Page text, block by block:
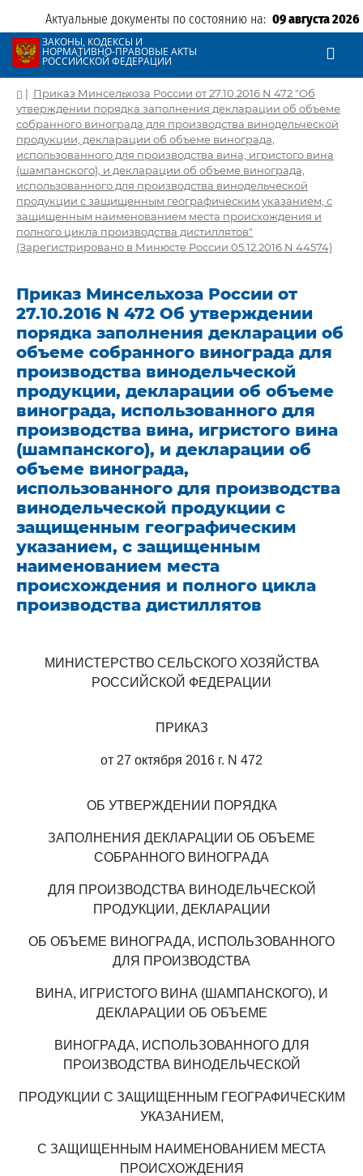
Актуальные документы по состоянию на: 09 августа 2026
ЗАКОНЫ, КОДЕКСЫ И
НОРМАТИВНО-ПРАВОВЫЕ АКТЫ
РОССИЙСКОЙ ФЕДЕРАЦИИ
| Приказ Минсельхоза России от 27.10.2016 N 472 "Об
утверждении порядка заполнения декларации об объеме
собранного винограда для производства винодельческой
продукции, декларации об объеме винограда,
использованного для производства вина, игристого вина
(шампанского), и декларации об объеме винограда,
использованного для производства винодельческой
продукции с защищенным географическим указанием, с
защищенным наименованием места происхождения и
полного цикла производства дистиллятов"
(Зарегистрировано в Минюсте России 05.12.2016 N 44574)
Приказ Минсельхоза России от
27.10.2016 N 472 Об утверждении
порядка заполнения декларации об
объеме собранного винограда для
производства винодельческой
продукции, декларации об объеме
винограда, использованного для
производства вина, игристого вина
(шампанского), и декларации об
объеме винограда,
использованного для производства
винодельческой продукции с
защищенным географическим
указанием, с защищенным
наименованием места
происхождения и полного цикла
производства дистиллятов
МИНИСТЕРСТВО СЕЛЬСКОГО ХОЗЯЙСТВА
РОССИЙСКОЙ ФЕДЕРАЦИИ
ПРИКАЗ
от 27 октября 2016 г. N 472
ОБ УТВЕРЖДЕНИИ ПОРЯДКА
ЗАПОЛНЕНИЯ ДЕКЛАРАЦИИ ОБ ОБЪЕМЕ
СОБРАННОГО ВИНОГРАДА
ДЛЯ ПРОИЗВОДСТВА ВИНОДЕЛЬЧЕСКОЙ
ПРОДУКЦИИ, ДЕКЛАРАЦИИ
ОБ ОБЪЕМЕ ВИНОГРАДА, ИСПОЛЬЗОВАННОГО
ДЛЯ ПРОИЗВОДСТВА
ВИНА, ИГРИСТОГО ВИНА (ШАМПАНСКОГО), И
ДЕКЛАРАЦИИ ОБ ОБЪЕМЕ
ВИНОГРАДА, ИСПОЛЬЗОВАННОГО ДЛЯ
ПРОИЗВОДСТВА ВИНОДЕЛЬЧЕСКОЙ
ПРОДУКЦИИ С ЗАЩИЩЕННЫМ ГЕОГРАФИЧЕСКИМ
УКАЗАНИЕМ,
С ЗАЩИЩЕННЫМ НАИМЕНОВАНИЕМ МЕСТА
ПРОИСХОЖДЕНИЯ